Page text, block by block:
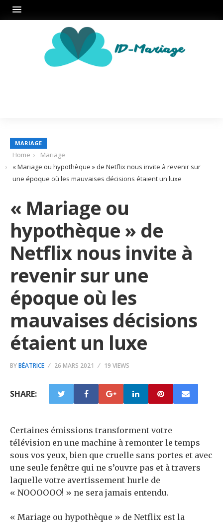
MARIAGE
Home
Mariage
« Mariage ou hypothèque » de Netflix nous invite à revenir sur
une époque où les mauvaises décisions étaient un luxe
« Mariage ou
hypothèque » de
Netflix nous invite à
revenir sur une
époque où les
mauvaises décisions
étaient un luxe
BYBÉATRICE 26 MARS 2021 19 VIEWS
SHARE:
Certaines émissions transforment votre
télévision en une machine à remonter le temps
sous vos yeux, bien que cruelle sans portes et avec
une seule fenêtre qui ne s’ouvre pas et à travers
laquelle votre avertissement hurle de
« NOOOOOO! » ne sera jamais entendu.
« Mariage ou hypothèque » de Netflix est la